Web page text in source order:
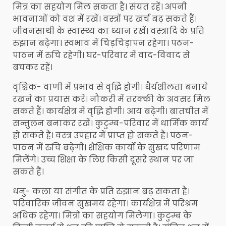
मित्र का सहयोग मिल सकता है। संयत रहें। अपनी
भावनाओं को वश में रखें। वस्त्रों पर खर्च बढ़ सकते हैं।
जीवनसाथी के स्वास्थ्‍य का ध्यान रखें। वस्त्रादि के प्रति
रुझान बढ़ेगा। स्वभाव में चिड़चिड़ापन रहेगा। पठन-
पाठन में रुचि रहेगी। घर-परिवार में वाद-विवाद से
बचकर रहें।
वृश्चिक- वाणी में प्रभाव से वृद्धि होगी। धैर्यशीलता बनाये
रखने का प्रयास करें। नौकरी में तरक्की के अवसर मिल
सकते हैं। कार्यक्षेत्र में वृद्धि होगी। आय बढ़ेगी। बातचीत में
सन्तुलन बनाकर रखें। कुटुम्ब-परिवार में धार्मिक कार्य
हो सकते हैं। वस्त्र उपहार में प्राप्त हो सकते हैं। पठन-
पाठन में रुचि बढ़ेगी। शैक्षिक कार्यों के सुखद परिणाम
मिलेंगे। उच्च शिक्षा के लिए किसी दूसरे स्थान पर जा
सकते हैं।
धनु- कला या संगीत के प्रति रुझान बढ़ सकता है।
परिवारिक जीवन सुखमय रहेगा। कार्यक्षेत्र में परिश्रम
अधिक रहेगा। मित्रों का सहयोग मिलेगा। कुटुम्ब के